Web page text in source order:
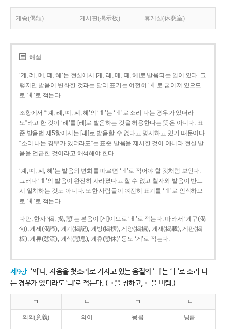
게송(偈頌) 게시판(揭示板) 휴게실(休憩室)
해설
‘계, 례, 몌, 폐, 혜’는 현실에서 [게, 레, 메, 페, 헤]로 발음되는 일이 있다. 그
렇지만 발음이 변화한 것과는 달리 표기는 여전히 ‘ㅖ’로 굳어져 있으므
로 ‘ㅖ’로 적는다.
조항에서 “‘계, 례, 몌, 폐, 혜’의 ‘ㅖ’는 ‘ㅔ’로 소리 나는 경우가 있더라
도”라고 한 것이 ‘례’를 [레]로 발음하는 것을 허용한다는 뜻은 아니다. 표
준 발음법 제5항에서는 [레]로 발음할 수 없다고 명시하고 있기 때문이다.
“소리 나는 경우가 있더라도”는 표준 발음을 제시한 것이 아니라 현실 발
음을 언급한 것이라고 해석해야 한다.
‘계, 몌, 폐, 혜’는 발음의 변화를 따르면 ‘ㅔ’로 적어야 할 것처럼 보인다.
그러나 ‘ㅖ’의 발음이 완전히 사라졌다고 할 수 없고 철자와 발음이 반드
시 일치하는 것도 아니다. 또한 사람들이 여전히 표기를 ‘ㅖ’로 인식하므
로 ‘ㅖ’로 적는다.
다만, 한자 ‘偈, 揭, 憩’는 본음이 [게]이므로 ‘ㅔ’로 적는다. 따라서 ‘게구(偈
句), 게제(偈諦), 게기(揭記), 게방(揭榜), 게양(揭揚), 게재(揭載), 게판(揭
板), 게류(憩流), 게식(憩息), 게휴(憩休)’ 등도 ‘게’로 적는다.
제9항 ‘의’나, 자음을 첫소리로 가지고 있는 음절의 ‘ㅢ’는 ‘ㅣ’로 소리 나
는 경우가 있더라도 ‘ㅢ’로 적는다. (ㄱ을 취하고, ㄴ을 버림.)
ㄱ ㄴ ㄱ ㄴ
의의(意義) 의이 닁큼 닝큼